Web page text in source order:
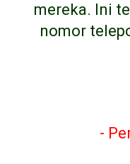
mereka. Ini
nomor
-